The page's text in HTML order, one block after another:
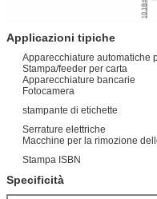
Applicazioni tipiche
Apparecchiature automatiche
Stampa/feeder per carta
Apparecchiature bancarie
Fotocamera
stampante di etichette
Serrature elettriche
Macchine per la rimozione
Stampa ISBN
Specificità